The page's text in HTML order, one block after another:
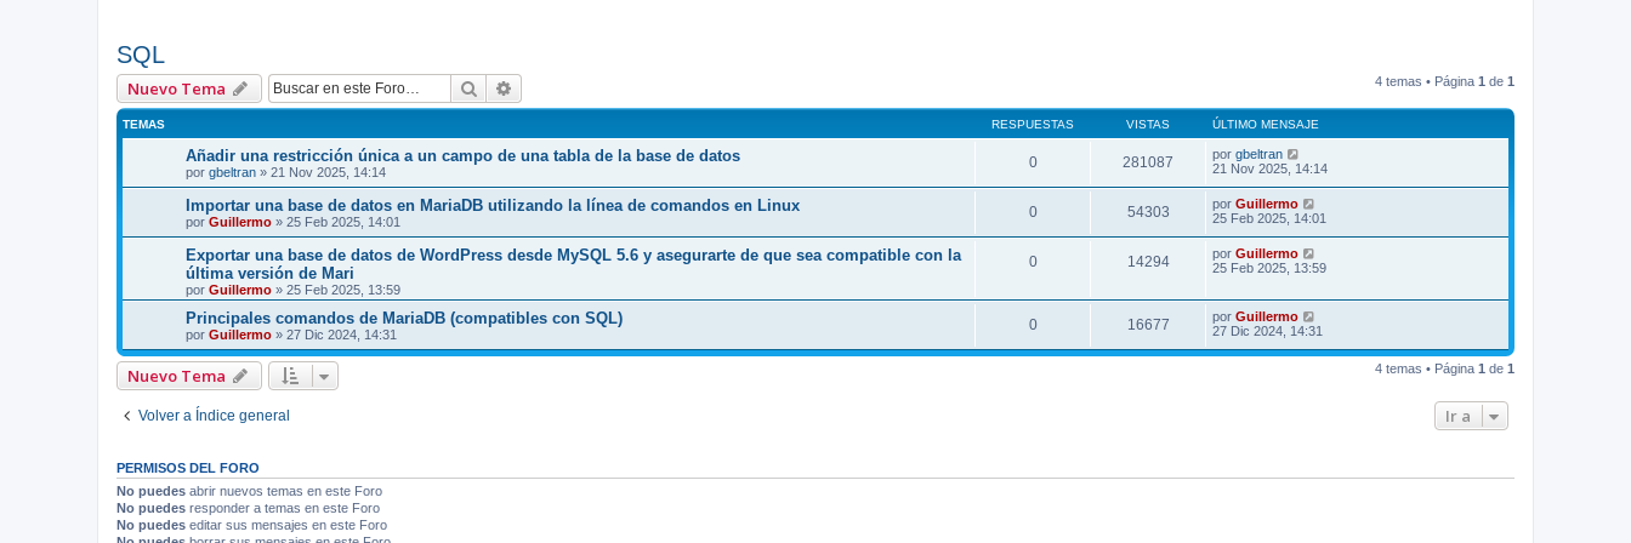
SQL
Nuevo Tema Buscar 4 temas • Página 1 de 1
TEMAS RESPUESTAS VISTAS ÚLTIMO MENSAJE
Añadir una restricción única a un campo de una tabla de la base de datos
por gbeltran » 21 Nov 2025, 14:14
0 281087 por gbeltran
21 Nov 2025, 14:14
Importar una base de datos en MariaDB utilizando la línea de comandos en Linux
por Guillermo » 25 Feb 2025, 14:01
0 54303 por Guillermo
25 Feb 2025, 14:01
Exportar una base de datos de WordPress desde MySQL 5.6 y asegurarte de que sea compatible con la
última versión de Mari
por Guillermo » 25 Feb 2025, 13:59
0 14294 por Guillermo
25 Feb 2025, 13:59
Principales comandos de MariaDB (compatibles con SQL)
por Guillermo » 27 Dic 2024, 14:31
0 16677 por Guillermo
27 Dic 2024, 14:31
Nuevo Tema 4 temas • Página 1 de 1
Volver a Índice general Ir a
PERMISOS DEL FORO
No puedes abrir nuevos temas en este Foro
No puedes responder a temas en este Foro
No puedes editar sus mensajes en este Foro